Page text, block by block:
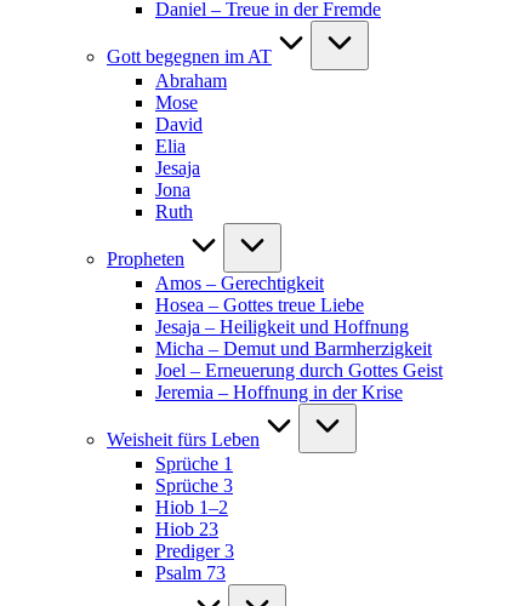
Daniel – Treue in der Fremde
Gott begegnen im AT
Abraham
Mose
David
Elia
Jesaja
Jona
Ruth
Propheten
Amos – Gerechtigkeit
Hosea – Gottes treue Liebe
Jesaja – Heiligkeit und Hoffnung
Micha – Demut und Barmherzigkeit
Joel – Erneuerung durch Gottes Geist
Jeremia – Hoffnung in der Krise
Weisheit fürs Leben
Sprüche 1
Sprüche 3
Hiob 1–2
Hiob 23
Prediger 3
Psalm 73